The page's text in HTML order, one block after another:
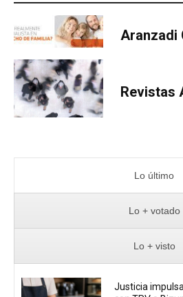
Aranzadi
Revistas
Lo último
Lo + votado
Lo + visto
Justicia